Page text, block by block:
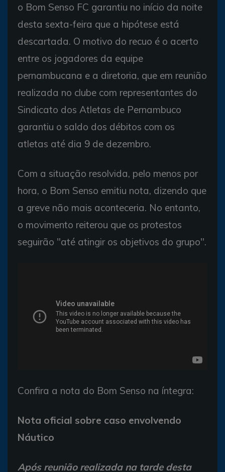
o Bom Senso FC garantiu no início da noite
desta sexta-feira que a hipótese está
descartada. O motivo do recuo é o acerto
entre os jogadores da equipe
pernambucana e a diretoria, que em reunião
realizada no clube com representantes do
Sindicato dos Atletas de Pernambuco
garantiu o saldo dos débitos com os
atletas até dia 9 de dezembro.
Com a situação resolvida, pelo menos por
hora, o Bom Senso emitiu nota, dizendo que
a greve não mais aconteceria. No entanto,
o movimento reiterou que os protestos
seguirão "até atingir os objetivos do grupo".
Confira a nota do Bom Senso na íntegra:
Nota oficial sobre caso envolvendo
Náutico
Após reunião realizada na tarde desta